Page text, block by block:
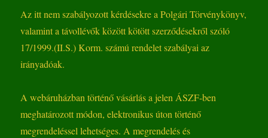
Az itt nem szabályozott kérdésekre a Polgári Törvénykönyv,
valamint a távollévők között kötött szerződésekről szóló
17/1999.(II.S.) Korm. számú rendelet szabályai az
irányadóak.
A webáruházban történő vásárlás a jelen ÁSZF-ben
meghatározott módon, elektronikus úton történő
megrendeléssel lehetséges. A megrendelés és